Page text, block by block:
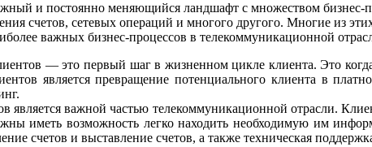
и постоянно меняющийся ландшафт с множеством
счетов, сетевых операций и многого другого. Многие из
важных бизнес-процессов в телекоммуникационной
— это первый шаг в жизненном цикле клиента. Это
является превращение потенциального клиента в
является важной частью телекоммуникационной отрасли.
иметь возможность легко находить необходимую им
счетов и выставление счетов, а также техническая